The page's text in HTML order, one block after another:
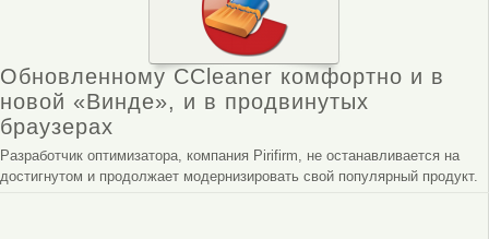
Обновленному CCleaner комфортно и в
новой «Винде», и в продвинутых
браузерах
Разработчик оптимизатора, компания Pirifirm, не останавливается на
достигнутом и продолжает модернизировать свой популярный продукт.